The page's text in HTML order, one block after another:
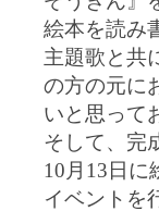
絵本を読み
主題歌と共
の方の元に
いと思って
そして、完
10 月 13 日に
イベントを